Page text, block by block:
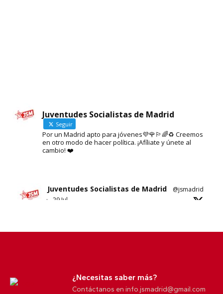
Cargar más Seguir en Instagram
Juventudes Socialistas de Madrid
Seguir
Por un Madrid apto para jóvenes💜🌹🏳️‍🌈♻️ Creemos
en otro modo de hacer política. ¡Afíliate y únete al
cambio! ❤️
Juventudes Socialistas de Madrid
@jsmadrid
·
29 Jul
No sabemos si es esta su solución al problema
¿Necesitas saber más?
Contáctanos en info.jsmadrid@gmail.com